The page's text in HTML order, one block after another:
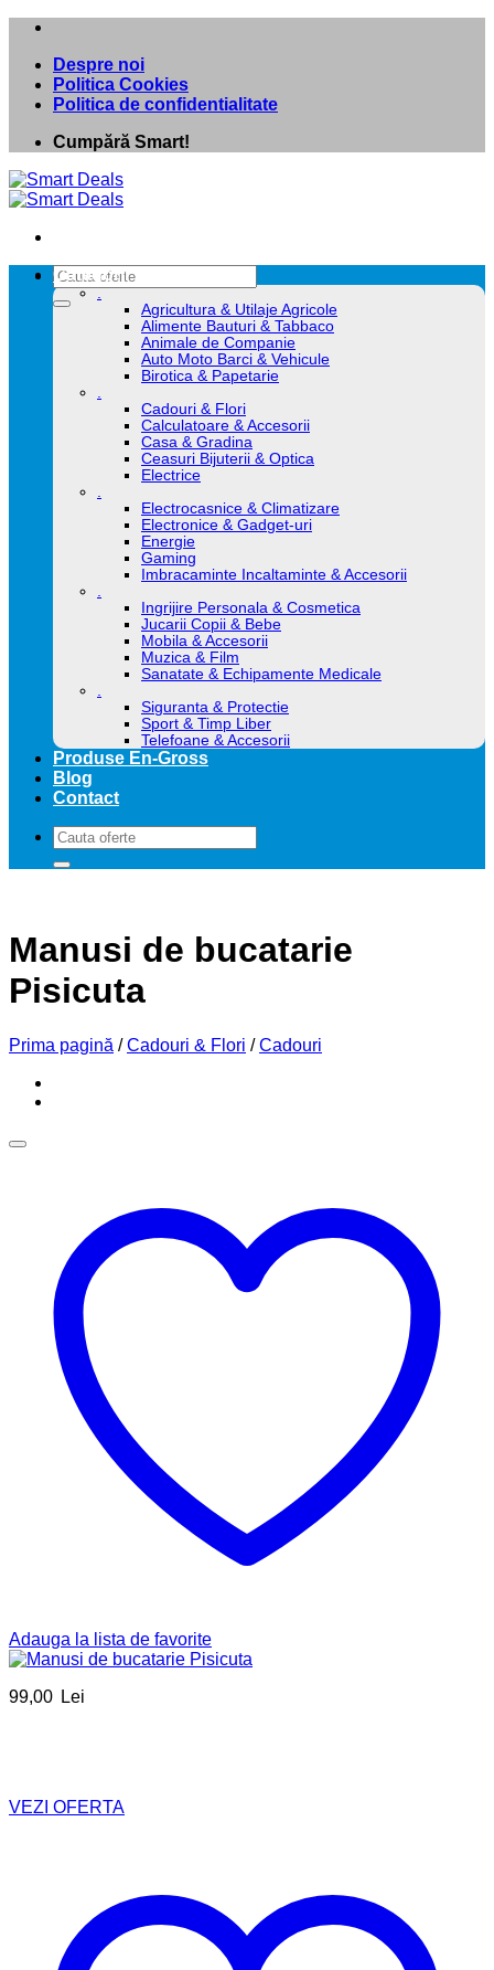
Skip
contentDespre noi
Politica Cookies
Politica de confidentialitate
Cumpără Smart!
Caută
după:
Categorii
.
Agricultura & Utilaje Agricole
Alimente Bauturi & Tabbaco
Animale de Companie
Auto Moto Barci & Vehicule
Birotica & Papetarie
.
Cadouri & Flori
Calculatoare & Accesorii
Casa & Gradina
Ceasuri Bijuterii & Optica
Electrice
.
Electrocasnice & Climatizare
Electronice & Gadget-uri
Energie
Gaming
Imbracaminte Incaltaminte & Accesorii
.
Ingrijire Personala & Cosmetica
Jucarii Copii & Bebe
Mobila & Accesorii
Muzica & Film
Sanatate & Echipamente Medicale
.
Siguranta & Protectie
Sport & Timp Liber
Telefoane & Accesorii
Produse En-Gross
Blog
Contact
Caută
după:
Manusi de bucatarie
Pisicuta
Prima pagină / Cadouri & Flori / Cadouri
Adauga la lista de favorite
99,00 Lei
VEZI OFERTA